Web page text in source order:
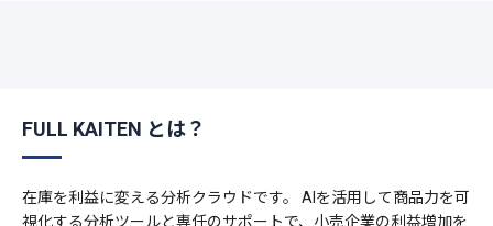
FULL KAITEN とは？
在庫を利益に変える分析クラウドです。 AIを活用して商品力を可
視化する分析ツールと専任のサポートで、小売企業の利益増加を